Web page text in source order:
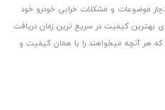
موضوعات و مشکلات خرابی خودرو خود
بهترین کیفیت در سریع ترین زمان دریافت
هر آنچه میخواهند را با همان کیفیت و